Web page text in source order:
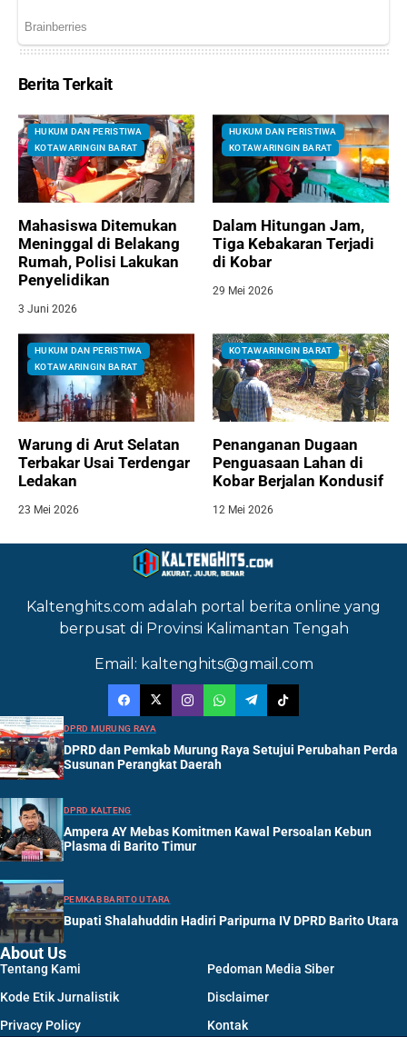
Berita Terkait
HUKUM DAN PERISTIWA
KOTAWARINGIN BARAT
Mahasiswa Ditemukan
Meninggal di Belakang
Rumah, Polisi Lakukan
Penyelidikan
3 Juni 2026
HUKUM DAN PERISTIWA
KOTAWARINGIN BARAT
Dalam Hitungan Jam,
Tiga Kebakaran Terjadi
di Kobar
29 Mei 2026
HUKUM DAN PERISTIWA
KOTAWARINGIN BARAT
Warung di Arut Selatan
Terbakar Usai Terdengar
Ledakan
23 Mei 2026
KOTAWARINGIN BARAT
Penanganan Dugaan
Penguasaan Lahan di
Kobar Berjalan Kondusif
12 Mei 2026
Kaltenghits.com adalah portal berita online yang
berpusat di Provinsi Kalimantan Tengah
Email: kaltenghits@gmail.com
DPRD MURUNG RAYA
DPRD dan Pemkab Murung Raya Setujui Perubahan Perda
Susunan Perangkat Daerah
DPRD KALTENG
Ampera AY Mebas Komitmen Kawal Persoalan Kebun
Plasma di Barito Timur
PEMKAB BARITO UTARA
Bupati Shalahuddin Hadiri Paripurna IV DPRD Barito Utara
About Us
Tentang Kami
Pedoman Media Siber
Kode Etik Jurnalistik
Disclaimer
Privacy Policy
Kontak